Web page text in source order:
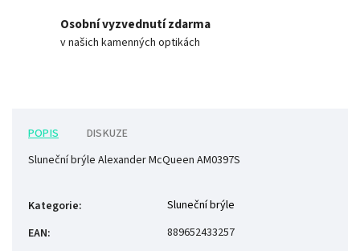
Osobní vyzvednutí zdarma
v našich kamenných optikách
POPIS
DISKUZE
Sluneční brýle Alexander McQueen AM0397S
Kategorie:
Sluneční brýle
EAN:
889652433257